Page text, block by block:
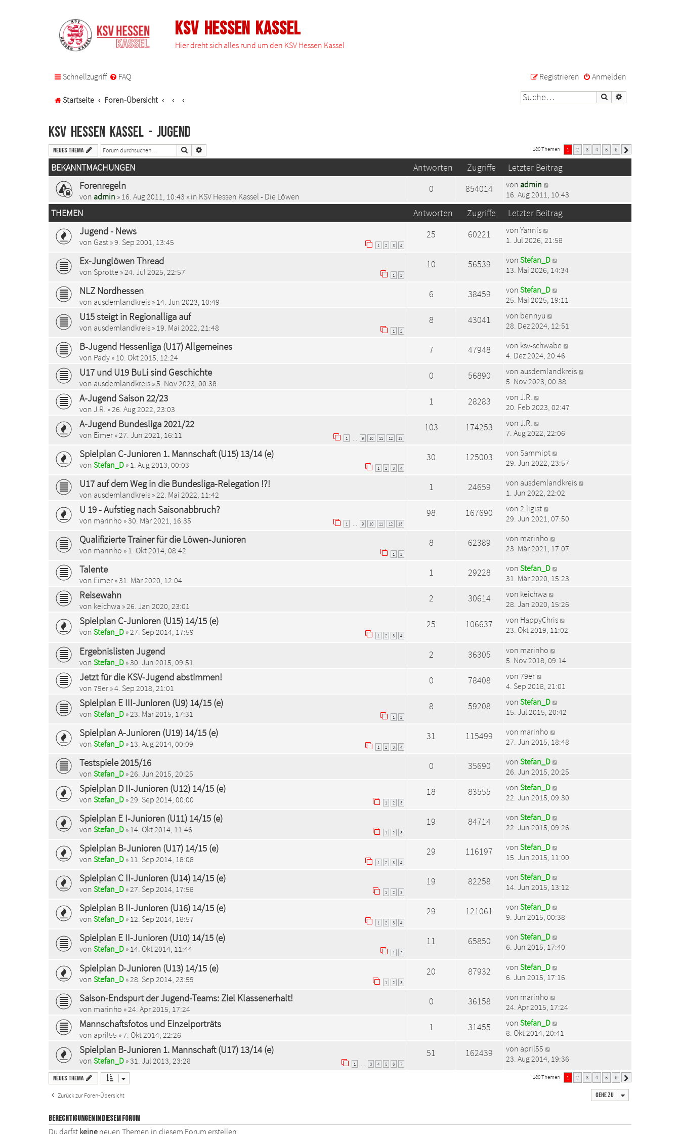
KSV Hessen Kassel
Hier dreht sich alles rund um den KSV Hessen Kassel
Schnellzugriff FAQ Anmelden
Registrieren
Startseite Foren-Übersicht Suche
KSV Hessen Kassel - Jugend
Neues Thema Suche 180 Themen 1 2 3 4 5 6
BEKANNTMACHUNGEN Antworten Zugriffe Letzter Beitrag
Forenregeln
von admin » 16. Aug 2011, 10:43 » in KSV Hessen Kassel - Die Löwen
0 854014 von admin
16. Aug 2011, 10:43
THEMEN Antworten Zugriffe Letzter Beitrag
Jugend - News
von Gast » 9. Sep 2001, 13:45 1 2 3 4
25 60221 von Yannis
1. Jul 2026, 21:58
Ex-Junglöwen Thread
von Sprotte » 24. Jul 2025, 22:57 1 2
10 56539 von Stefan_D
13. Mai 2026, 14:34
NLZ Nordhessen
von ausdemlandkreis » 14. Jun 2023, 10:49
6 38459 von Stefan_D
25. Mai 2025, 19:11
U15 steigt in Regionalliga auf
von ausdemlandkreis » 19. Mai 2022, 21:48 1 2
8 43041 von bennyu
28. Dez 2024, 12:51
B-Jugend Hessenliga (U17) Allgemeines
von Pady » 10. Okt 2015, 12:24
7 47948 von ksv-schwabe
4. Dez 2024, 20:46
U17 und U19 BuLi sind Geschichte
von ausdemlandkreis » 5. Nov 2023, 00:38
0 56890 von ausdemlandkreis
5. Nov 2023, 00:38
A-Jugend Saison 22/23
von J.R. » 26. Aug 2022, 23:03
1 28283 von J.R.
20. Feb 2023, 02:47
A-Jugend Bundesliga 2021/22
von Eimer » 27. Jun 2021, 16:11 1 9 10 11 12 13
103 174253 von J.R.
7. Aug 2022, 22:06
Spielplan C-Junioren 1. Mannschaft (U15) 13/14 (e)
von Stefan_D » 1. Aug 2013, 00:03 1 2 3 4
30 125003 von Sammipt
29. Jun 2022, 23:57
U17 auf dem Weg in die Bundesliga-Relegation !?!
von ausdemlandkreis » 22. Mai 2022, 11:42
1 24659 von ausdemlandkreis
1. Jun 2022, 22:02
U 19 - Aufstieg nach Saisonabbruch?
von marinho » 30. Mär 2021, 16:35 1 … 9 10 11 12 13
98 167690 von 2.ligist
29. Jun 2021, 07:50
Qualifizierte Trainer für die Löwen-Junioren
von marinho » 1. Okt 2014, 08:42 1 2
8 62389 von marinho
23. Mär 2021, 17:07
Talente
von Eimer » 31. Mär 2020, 12:04
1 29228 von Stefan_D
31. Mär 2020, 15:23
Reisewahn
von keichwa » 26. Jan 2020, 23:01
2 30614 von keichwa
28. Jan 2020, 15:26
Spielplan C-Junioren (U15) 14/15 (e)
von Stefan_D » 27. Sep 2014, 17:59 1 2 3 4
25 106637 von HappyChris
23. Okt 2019, 11:02
Ergebnislisten Jugend
von Stefan_D » 30. Jun 2015, 09:51
2 36305 von marinho
5. Nov 2018, 09:14
Jetzt für die KSV-Jugend abstimmen!
von 79er » 4. Sep 2018, 21:01
0 78408 von 79er
4. Sep 2018, 21:01
Spielplan E III-Junioren (U9) 14/15 (e)
von Stefan_D » 23. Mär 2015, 17:31 1 2
8 59208 von Stefan_D
15. Jul 2015, 20:42
Spielplan A-Junioren (U19) 14/15 (e)
von Stefan_D » 13. Aug 2014, 00:09 1 2 3 4
31 115499 von marinho
27. Jun 2015, 18:48
Testspiele 2015/16
von Stefan_D » 26. Jun 2015, 20:25
0 35690 von Stefan_D
26. Jun 2015, 20:25
Spielplan D II-Junioren (U12) 14/15 (e)
von Stefan_D » 29. Sep 2014, 00:00 1 2 3
18 83555 von Stefan_D
22. Jun 2015, 09:30
Spielplan E I-Junioren (U11) 14/15 (e)
von Stefan_D » 14. Okt 2014, 11:46 1 2 3
19 84714 von Stefan_D
22. Jun 2015, 09:26
Spielplan B-Junioren (U17) 14/15 (e)
von Stefan_D » 11. Sep 2014, 18:08 1 2 3 4
29 116197 von Stefan_D
15. Jun 2015, 11:00
Spielplan C II-Junioren (U14) 14/15 (e)
von Stefan_D » 27. Sep 2014, 17:58 1 2 3
19 82258 von Stefan_D
14. Jun 2015, 13:12
Spielplan B II-Junioren (U16) 14/15 (e)
von Stefan_D » 12. Sep 2014, 18:57 1 2 3 4
29 121061 von Stefan_D
9. Jun 2015, 00:38
Spielplan E II-Junioren (U10) 14/15 (e)
von Stefan_D » 14. Okt 2014, 11:44 1 2
11 65850 von Stefan_D
6. Jun 2015, 17:40
Spielplan D-Junioren (U13) 14/15 (e)
von Stefan_D » 28. Sep 2014, 23:59 1 2 3
20 87932 von Stefan_D
6. Jun 2015, 17:16
Saison-Endspurt der Jugend-Teams: Ziel Klassenerhalt!
von marinho » 24. Apr 2015, 17:24
0 36158 von marinho
24. Apr 2015, 17:24
Mannschaftsfotos und Einzelporträts
von april55 » 7. Okt 2014, 22:26
1 31455 von Stefan_D
8. Okt 2014, 20:41
Spielplan B-Junioren 1. Mannschaft (U17) 13/14 (e)
von Stefan_D » 31. Jul 2013, 23:28 1 3 4 5 6 7
51 162439 von april55
23. Aug 2014, 19:36
Neues Thema 180 Themen 1 2 3 4 5 6
Zurück zur Foren-Übersicht Gehe zu
BERECHTIGUNGEN IN DIESEM FORUM
Du darfst keine neuen Themen in diesem Forum erstellen.